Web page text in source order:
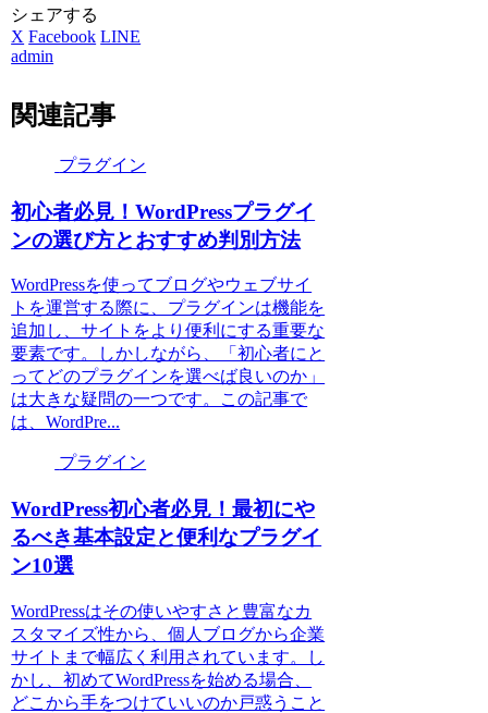
シェアする
X Facebook LINE
admin
関連記事
プラグイン
初心者必見！WordPressプラグイ
ンの選び方とおすすめ判別方法
WordPressを使ってブログやウェブサイ
トを運営する際に、プラグインは機能を
追加し、サイトをより便利にする重要な
要素です。しかしながら、「初心者にと
ってどのプラグインを選べば良いのか」
は大きな疑問の一つです。この記事で
は、WordPre...
プラグイン
WordPress初心者必見！最初にや
るべき基本設定と便利なプラグイ
ン10選
WordPressはその使いやすさと豊富なカ
スタマイズ性から、個人ブログから企業
サイトまで幅広く利用されています。し
かし、初めてWordPressを始める場合、
どこから手をつけていいのか戸惑うこと